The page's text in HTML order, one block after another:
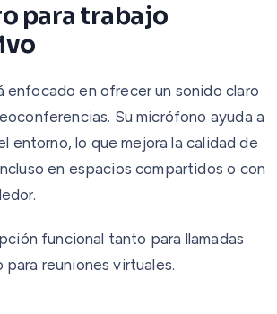
para trabajo
enfocado en ofrecer un sonido claro
Su micrófono ayuda a
entorno, lo que mejora la calidad de
en espacios compartidos o con
funcional tanto para llamadas
reuniones virtuales.